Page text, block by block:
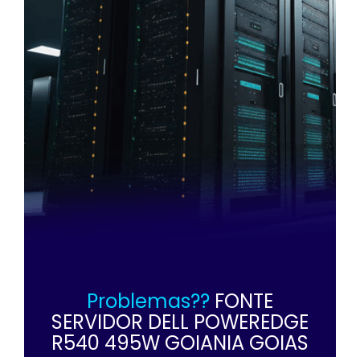
Problemas?? FONTE
SERVIDOR DELL POWEREDGE
R540 495W GOIANIA GOIAS